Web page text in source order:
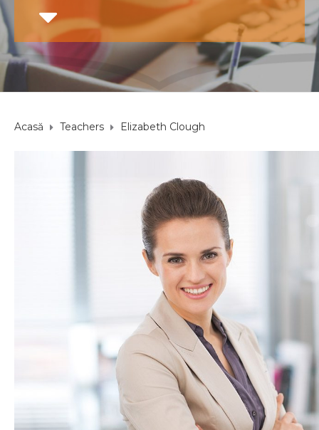
Acasă Teachers Elizabeth Clough